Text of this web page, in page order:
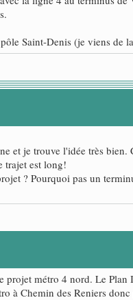
Saint-Denis (je viens de
et je trouve l'idée très bien.
trajet est long!
? Pourquoi pas un
projet métro 4 nord. Le Plan
à Chemin des Reniers